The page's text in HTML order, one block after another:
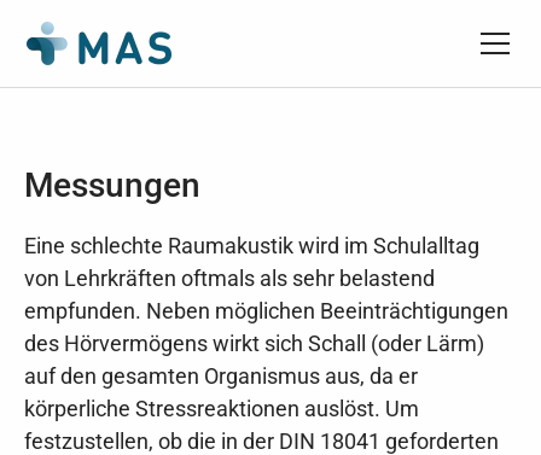
Messungen
Eine schlechte Raumakustik wird im Schulalltag
von Lehrkräften oftmals als sehr belastend
empfunden. Neben möglichen Beeinträchtigungen
des Hörvermögens wirkt sich Schall (oder Lärm)
auf den gesamten Organismus aus, da er
körperliche Stressreaktionen auslöst. Um
festzustellen, ob die in der DIN 18041 geforderten